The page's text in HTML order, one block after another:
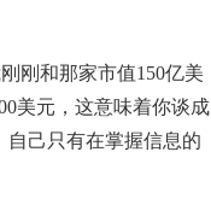
刚和那家市值150亿美
美元，这意味着你谈成
自己只有在掌握信息的